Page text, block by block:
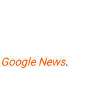
Google News.